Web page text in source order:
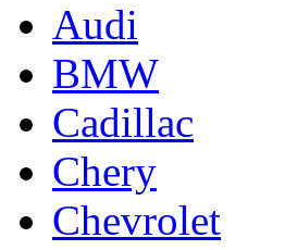
Audi
BMW
Cadillac
Chery
Chevrolet